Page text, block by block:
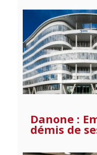
Danone :
démis de